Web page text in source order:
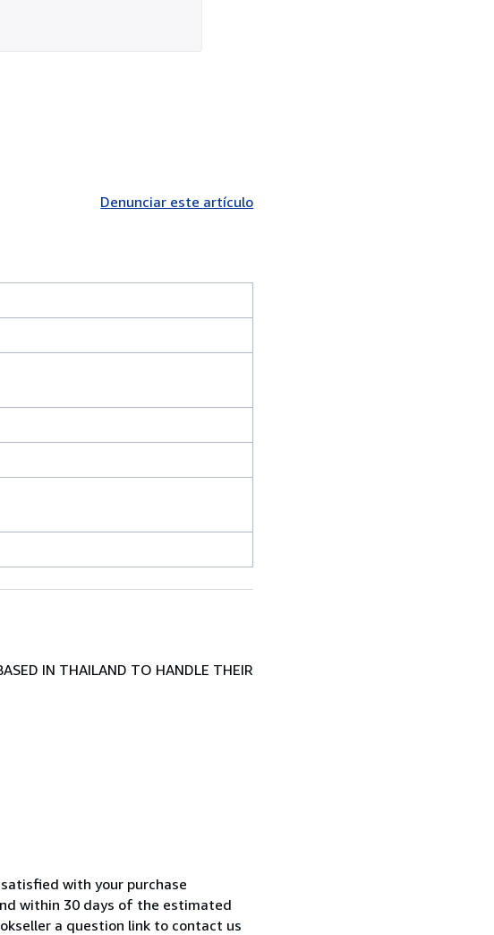
Denunciar este artículo
IN THAILAND TO HANDLE THEIR
with your purchase
within 30 days of the estimated
a question link to contact us